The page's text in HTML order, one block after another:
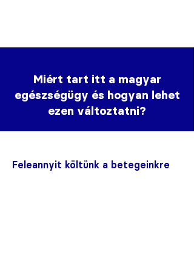
Miért tart itt a magyar
egészségügy és hogyan lehet
ezen változtatni?
Feleannyit költünk a betegeinkre